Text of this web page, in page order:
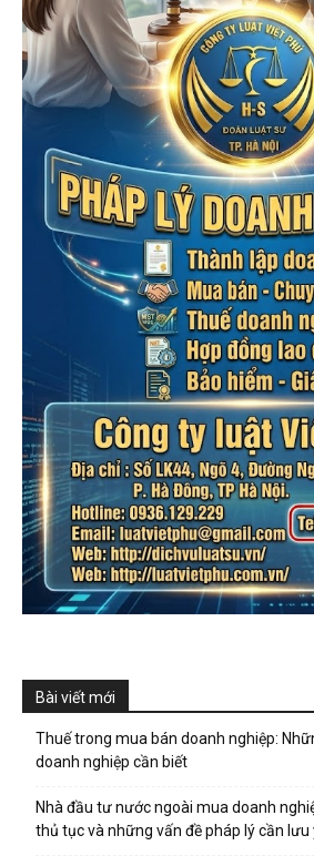
Bài viết mới
Thuế trong mua bán doanh nghiệp:
doanh nghiệp cần biết
Nhà đầu tư nước ngoài mua doanh
thủ tục và những vấn đề pháp lý cần lưu